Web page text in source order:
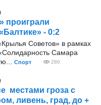
проиграли
- 0:2
Советов» в рамках
Самара
Спорт 280
местами гроза с
ливень, град, до +